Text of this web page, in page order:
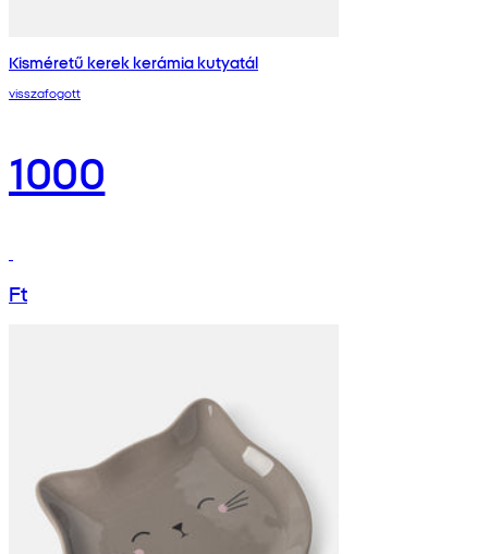
Kisméretű kerek kerámia kutyatál
visszafogott
1000
Ft